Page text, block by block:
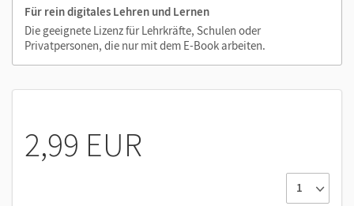
Spannende Hörspiele mit Mila, Milo und ihren
Freunden
Lesen mit visueller Unterstützung
Wortbilder
Für rein digitales Lehren und Lernen
Die geeignete Lizenz für Lehrkräfte, Schulen oder
Privatpersonen, die nur mit dem E-Book arbeiten.
2,99 EUR